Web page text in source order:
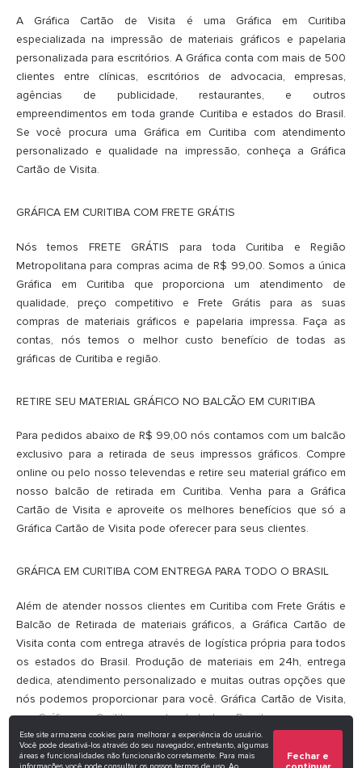
A Gráfica Cartão de Visita é uma Gráfica em Curitiba
especializada na impressão de materiais gráficos e papelaria
personalizada para escritórios. A Gráfica conta com mais de 500
clientes entre clínicas, escritórios de advocacia, empresas,
agências de publicidade, restaurantes, e outros
empreendimentos em toda grande Curitiba e estados do Brasil.
Se você procura uma Gráfica em Curitiba com atendimento
personalizado e qualidade na impressão, conheça a Gráfica
Cartão de Visita.
GRÁFICA EM CURITIBA COM FRETE GRÁTIS
Nós temos FRETE GRÁTIS para toda Curitiba e Região
Metropolitana para compras acima de R$ 99,00. Somos a única
Gráfica em Curitiba que proporciona um atendimento de
qualidade, preço competitivo e Frete Grátis para as suas
compras de materiais gráficos e papelaria impressa. Faça as
contas, nós temos o melhor custo benefício de todas as
gráficas de Curitiba e região.
RETIRE SEU MATERIAL GRÁFICO NO BALCÃO EM CURITIBA
Para pedidos abaixo de R$ 99,00 nós contamos com um balcão
exclusivo para a retirada de seus impressos gráficos. Compre
online ou pelo nosso televendas e retire seu material gráfico em
nosso balcão de retirada em Curitiba. Venha para a Gráfica
Cartão de Visita e aproveite os melhores benefícios que só a
Gráfica Cartão de Visita pode oferecer para seus clientes.
GRÁFICA EM CURITIBA COM ENTREGA PARA TODO O BRASIL
Além de atender nossos clientes em Curitiba com Frete Grátis e
Balcão de Retirada de materiais gráficos, a Gráfica Cartão de
Visita conta com entrega através de logística própria para todos
os estados do Brasil. Produção de materiais em 24h, entrega
dedica, atendimento personalizado e muitas outras opções que
nós podemos proporcionar para você. Gráfica Cartão de Visita,
sua Gráfica em Curitiba que atende todo o Brasil
Este site armazena cookies para melhorar a experiência do usuário.
Você pode desativá-los através do seu navegador, entretanto, algumas
áreas e funcionalidades não funcionarão corretamente. Para mais
Fechar e